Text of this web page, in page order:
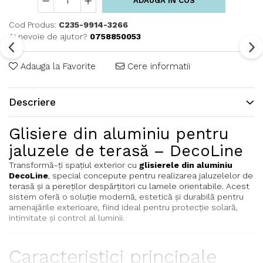
Cod Produs: C235-9914-3266
Ai nevoie de ajutor? 0758850053
Adauga la Favorite Cere informatii
Descriere
Glisiere din aluminiu pentru
jaluzele de terasă – DecoLine
Transformă-ți spațiul exterior cu glisierele din aluminiu
DecoLine, special concepute pentru realizarea jaluzelelor de
terasă și a pereților despărțitori cu lamele orientabile. Acest
sistem oferă o soluție modernă, estetică și durabilă pentru
amenajările exterioare, fiind ideal pentru protecție solară,
intimitate și control al luminii.
Caracteristici principale